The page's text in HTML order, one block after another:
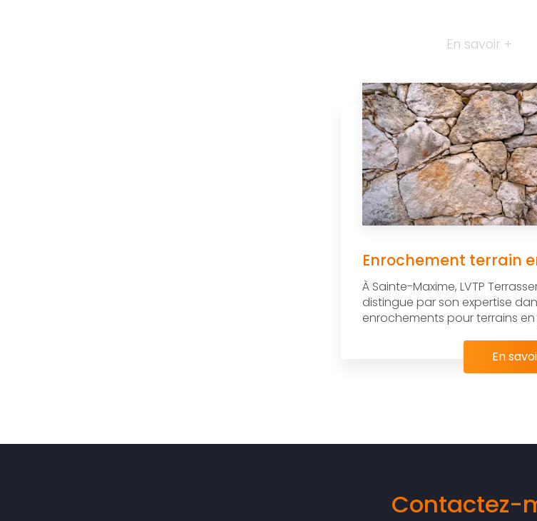
En savoir +
Enrochement terrain
À Sainte-Maxime, LVTP
distingue par son expertise
enrochements pour terrains en
En
Contactez-